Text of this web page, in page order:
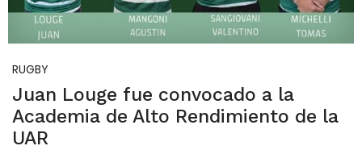
RUGBY
Juan Louge fue convocado a la
Academia de Alto Rendimiento de la
UAR